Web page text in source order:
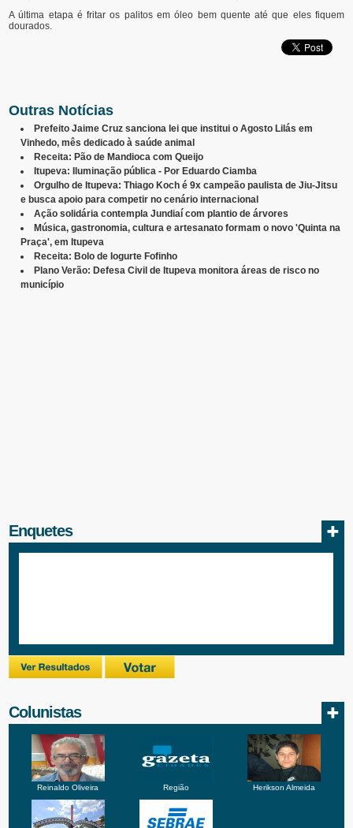
A última etapa é fritar os palitos em óleo bem quente até que eles fiquem
dourados.
Outras Notícias
Prefeito Jaime Cruz sanciona lei que institui o Agosto Lilás em
Vinhedo, mês dedicado à saúde animal
Receita: Pão de Mandioca com Queijo
Itupeva: Iluminação pública - Por Eduardo Ciamba
Orgulho de Itupeva: Thiago Koch é 9x campeão paulista de Jiu-Jitsu
e busca apoio para competir no cenário internacional
Ação solidária contempla Jundiaí com plantio de árvores
Música, gastronomia, cultura e artesanato formam o novo 'Quinta na
Praça', em Itupeva
Receita: Bolo de Iogurte Fofinho
Plano Verão: Defesa Civil de Itupeva monitora áreas de risco no
município
Enquetes
Colunistas
Reinaldo Oliveira Região Herikson Almeida